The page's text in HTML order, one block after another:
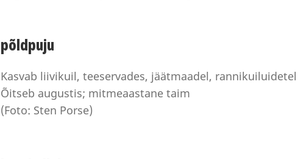
põldpuju
Kasvab liivikuil, teeservades, jäätmaadel, rannikuiluidetel
Õitseb augustis; mitmeaastane taim
(Foto: Sten Porse)